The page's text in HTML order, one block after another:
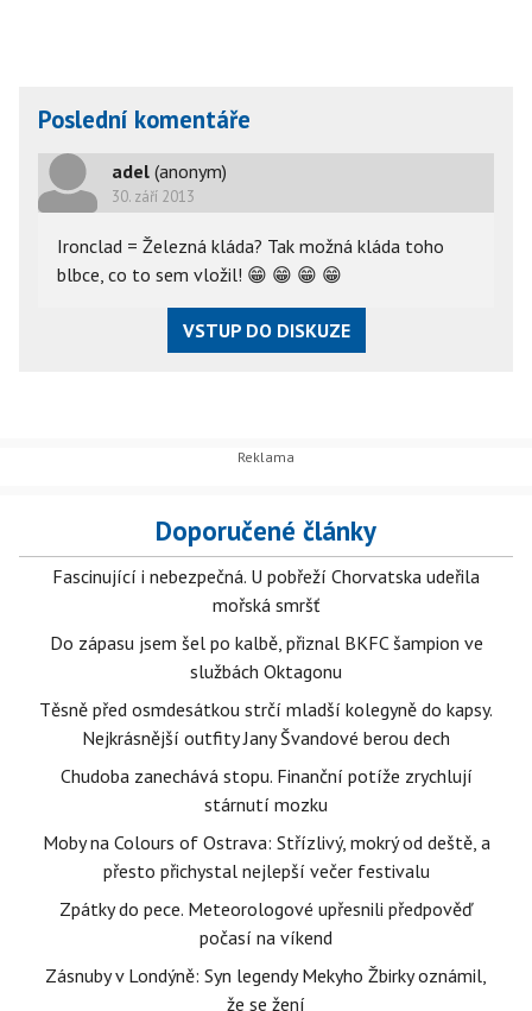
Poslední komentáře
adel (anonym)
30. září 2013
Ironclad = Železná kláda? Tak možná kláda toho
blbce, co to sem vložil! 😁 😁 😁 😁
VSTUP DO DISKUZE
Doporučené články
Fascinující i nebezpečná. U pobřeží Chorvatska udeřila
mořská smršť
Do zápasu jsem šel po kalbě, přiznal BKFC šampion ve
službách Oktagonu
Těsně před osmdesátkou strčí mladší kolegyně do kapsy.
Nejkrásnější outfity Jany Švandové berou dech
Chudoba zanechává stopu. Finanční potíže zrychlují
stárnutí mozku
Moby na Colours of Ostrava: Střízlivý, mokrý od deště, a
přesto přichystal nejlepší večer festivalu
Zpátky do pece. Meteorologové upřesnili předpověď
počasí na víkend
Zásnuby v Londýně: Syn legendy Mekyho Žbirky oznámil,
že se žení